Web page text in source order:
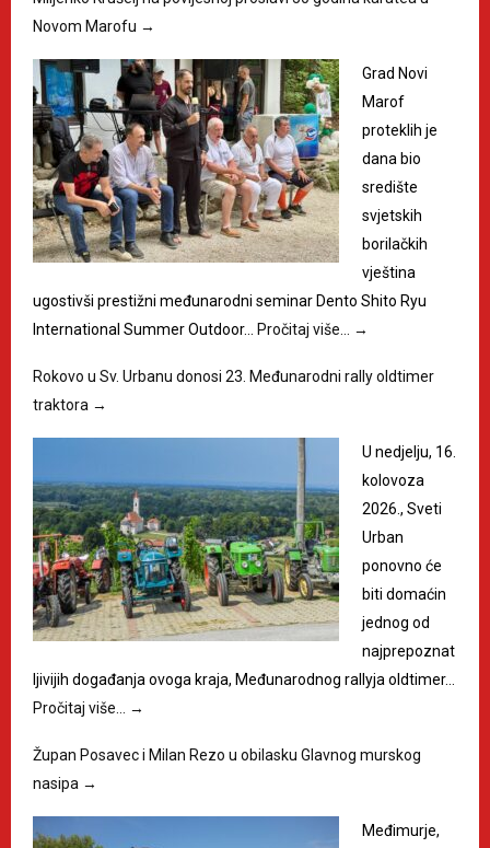
Novom Marofu →
Grad Novi
Marof
proteklih je
dana bio
središte
svjetskih
borilačkih
vještina
ugostivši prestižni međunarodni seminar Dento Shito Ryu
International Summer Outdoor… Pročitaj više… →
Rokovo u Sv. Urbanu donosi 23. Međunarodni rally oldtimer
traktora →
U nedjelju, 16.
kolovoza
2026., Sveti
Urban
ponovno će
biti domaćin
jednog od
najprepoznat
ljivijih događanja ovoga kraja, Međunarodnog rallyja oldtimer…
Pročitaj više…
→
Župan Posavec i Milan Rezo u obilasku Glavnog murskog
nasipa →
Međimurje,